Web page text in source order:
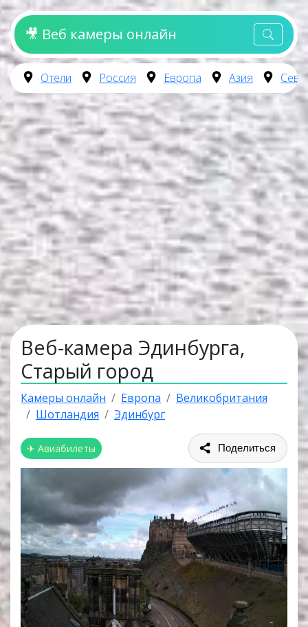
🎥 Веб камеры онлайн
Отели Россия Европа Азия
Веб-камера Эдинбурга,
Старый город
Камеры онлайн Европа
Великобритания
Шотландия
Эдинбург
✈ Авиабилеты Поделиться